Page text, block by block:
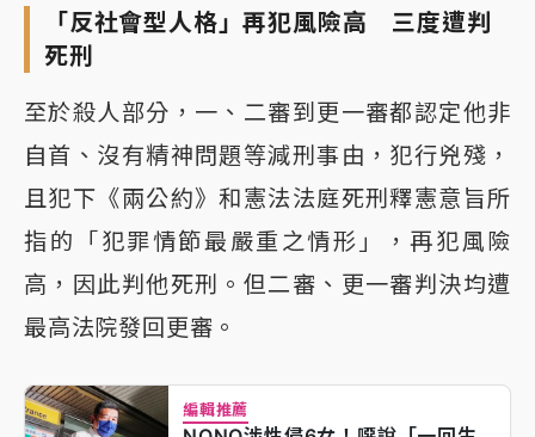
「反社會型人格」再犯風險高 三度遭判
死刑
至於殺人部分，一、二審到更一審都認定他非
自首、沒有精神問題等減刑事由，犯行兇殘，
且犯下《兩公約》和憲法法庭死刑釋憲意旨所
指的「犯罪情節最嚴重之情形」，再犯風險
高，因此判他死刑。但二審、更一審判決均遭
最高法院發回更審。
編輯推薦